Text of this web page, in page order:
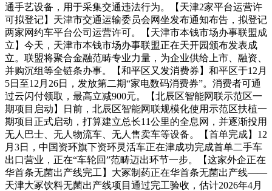
通手艺设备，用于采集交通违法行为。【天津2家平台运营许
可拟登记】天津市交通运输委员会网坐发布通知布告，拟登记
两家网约车平台公司运营许可。【天津市本钱市场办事联盟成
立】今天，天津市本钱市场办事联盟正在天开园颁布发表成
立。联盟将聚合金融范畴专业力量，为企业供给上市、融资、
并购沉组等全链条办事。【和平区又发消费券】和平区于12月
5日至12月26日，发放第二期“家电数码消费券”。消费者可通
过云闪付领取，最高立减900元。【北辰区智能网联示范区一
期项目启动】日前，北辰区智能网联规模化使用示范区扶植一
期项目正式启动，打算建立总长11公里的全息网，并逐渐投用
无人巴士、无人物流车、无人售卖车等设备。【首单完成】12
月3日，中国资环旗下资环灵活车正在津成功完成首单二手车
出口营业，正在“车轮回”范畴迈出环节一步。【这家外企正在
华首条无菌出产线完工】大冢制药正在华首条无菌出产线——
天津大冢饮料无菌出产线项目通过完工验收，估计2026年4月